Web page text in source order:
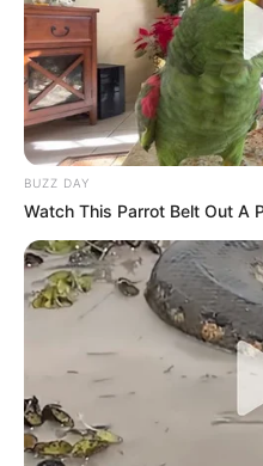
BUZZ DAY
Watch This Parrot Belt Out A